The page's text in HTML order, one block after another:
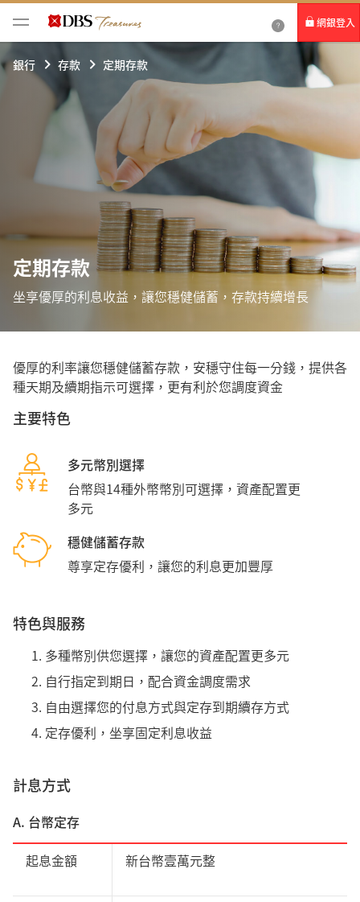
網銀登入
個人網路銀行
企業網路銀行
銀行 存款 定期存款
定期存款
坐享優厚的利息收益，讓您穩健儲蓄，存款持續增長
優厚的利率讓您穩健儲蓄存款，安穩守住每一分錢，提供各
種天期及續期指示可選擇，更有利於您調度資金
主要特色
多元幣別選擇
台幣與14種外幣幣別可選擇，資產配置更
多元
穩健儲蓄存款
尊享定存優利，讓您的利息更加豐厚
特色與服務
多種幣別供您選擇，讓您的資產配置更多元
自行指定到期日，配合資金調度需求
自由選擇您的付息方式與定存到期續存方式
定存優利，坐享固定利息收益
計息方式
A. 台幣定存
起息金額
新台幣壹萬元整